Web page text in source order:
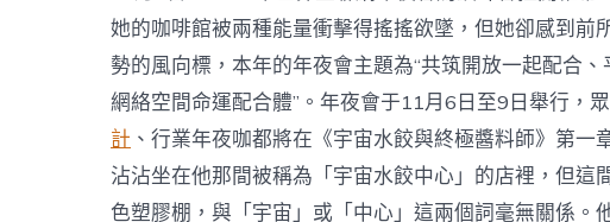
型！
全
球
互
聯
網
再
迎
她的咖啡館被兩種能量衝擊得搖搖欲墜，但她卻感到前
勢的風向標，本年的年夜會主題為“共筑開放一起配合
網絡空間命運配合體”。年夜會于11月6日至9日舉行，
計 、行業年夜咖都將在《宇宙水餃與終極醬料師》第一
沾沾坐在他那間被稱為「宇宙水餃中心」的店裡，但這
色塑膠棚，與「宇宙」或「中心」這兩個詞毫無關係。